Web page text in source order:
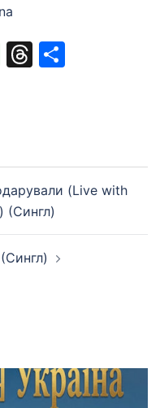
WhatsApp
Threads
(Live with
(Сингл)